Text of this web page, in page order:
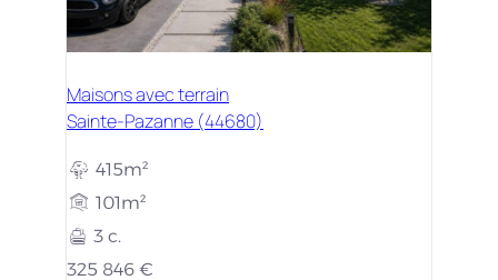
Maisons avec terrain
Sainte-Pazanne (44680)
415m²
101m²
3 c.
325 846 €